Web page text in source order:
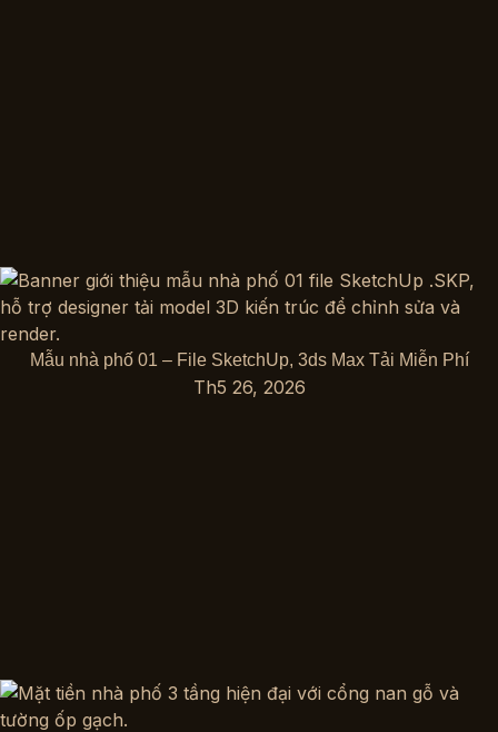
Mẫu nhà phố 01 – File SketchUp, 3ds Max Tải Miễn Phí
Th5 26, 2026